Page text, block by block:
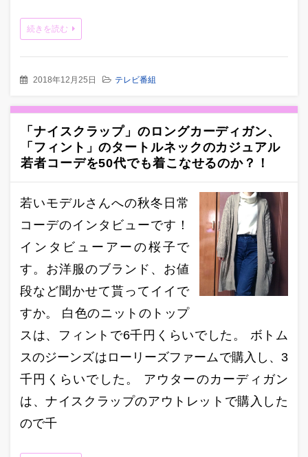
続きを読む
2018年12月25日 テレビ番組
「ナイスクラップ」のロングカーディガン、
「フィント」のタートルネックのカジュアル
若者コーデを50代でも着こなせるのか？！
若いモデルさんへの秋冬日常
コーデのインタビューです！
インタビューアーの桜子で
す。お洋服のブランド、お値
段など聞かせて貰ってイイで
すか。 白色のニットのトップ
スは、フィントで6千円くらいでした。 ボトム
スのジーンズはローリーズファームで購入し、3
千円くらいでした。 アウターのカーディガン
は、ナイスクラップのアウトレットで購入した
ので千